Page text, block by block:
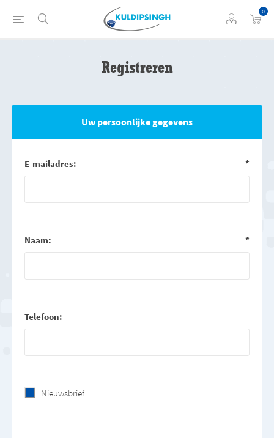
0
Registreren
Uw persoonlijke gegevens
E-mailadres: *
Naam: *
Telefoon:
Nieuwsbrief